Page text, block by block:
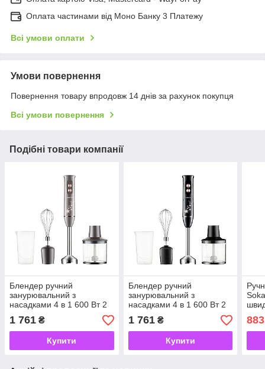
Оплата частинами від Моно Банку 3 Платежу
Всі умови оплати
Умови повернення
Повернення товару впродовж 14 днів за рахунок покупця
Всі умови повернення
Подібні товари компанії
Блендер ручний
занурювальний з
насадками 4 в 1 600 Вт 2
чаші та віночок Сірий
Sokany
1 761 ₴
Купити
Блендер ручний
занурювальний з
насадками 4 в 1 600 Вт 2
чаші та віночок Чорний
Sokany
1 761₴
Купити
883